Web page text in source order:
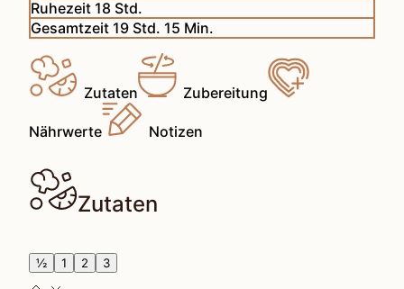
Ruhezeit 18Stunden
Std.
Gesamtzeit 19Stunden
Std. 15 Minuten
Min.
Zutaten Zubereitung
Nährwerte Notizen
Zutaten
½ 1 2 3